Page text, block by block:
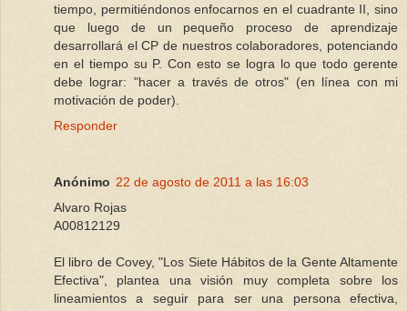
tiempo, permitiéndonos enfocarnos en el cuadrante II, sino
que luego de un pequeño proceso de aprendizaje
desarrollará el CP de nuestros colaboradores, potenciando
en el tiempo su P. Con esto se logra lo que todo gerente
debe lograr: "hacer a través de otros" (en línea con mi
motivación de poder).
Responder
Anónimo 22 de agosto de 2011 a las 16:03
Alvaro Rojas
A00812129
El libro de Covey, "Los Siete Hábitos de la Gente Altamente
Efectiva", plantea una visión muy completa sobre los
lineamientos a seguir para ser una persona efectiva,